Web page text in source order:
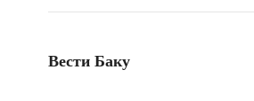
Вести Баку